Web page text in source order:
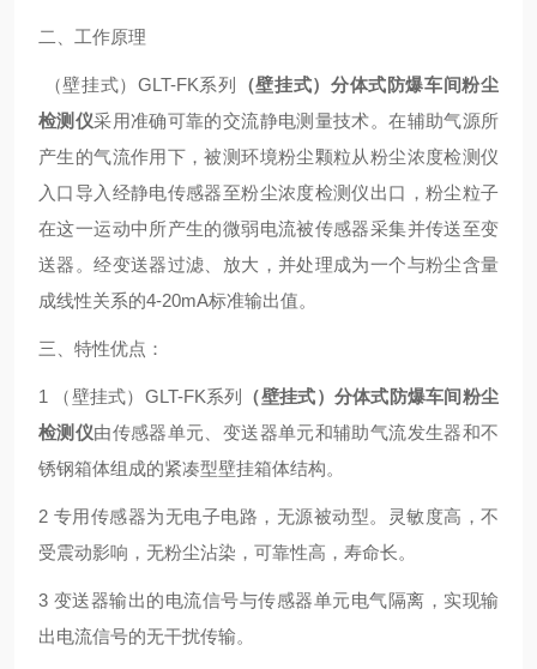
二、工作原理
（壁挂式）GLT-FK系列
（壁挂式）分体式防爆车间粉尘
检测仪采用准确可靠的交流静电测量技术。在辅助气源所
产生的气流作用下，被测环境粉尘颗粒从粉尘浓度检测仪
入口导入经静电传感器至粉尘浓度检测仪出口，粉尘粒子
在这一运动中所产生的微弱电流被传感器采集并传送至变
送器。经变送器过滤、放大，并处理成为一个与粉尘含量
成线性关系的4-20mA标准输出值。
三、特性优点：
1 （壁挂式）GLT-FK系列
（壁挂式）分体式防爆车间粉尘
检测仪由传感器单元、变送器单元和辅助气流发生器和不
锈钢箱体组成的紧凑型壁挂箱体结构。
2 专用传感器为无电子电路，无源被动型。灵敏度高，不
受震动影响，无粉尘沾染，可靠性高，寿命长。
3 变送器输出的电流信号与传感器单元电气隔离，实现输
出电流信号的无干扰传输。